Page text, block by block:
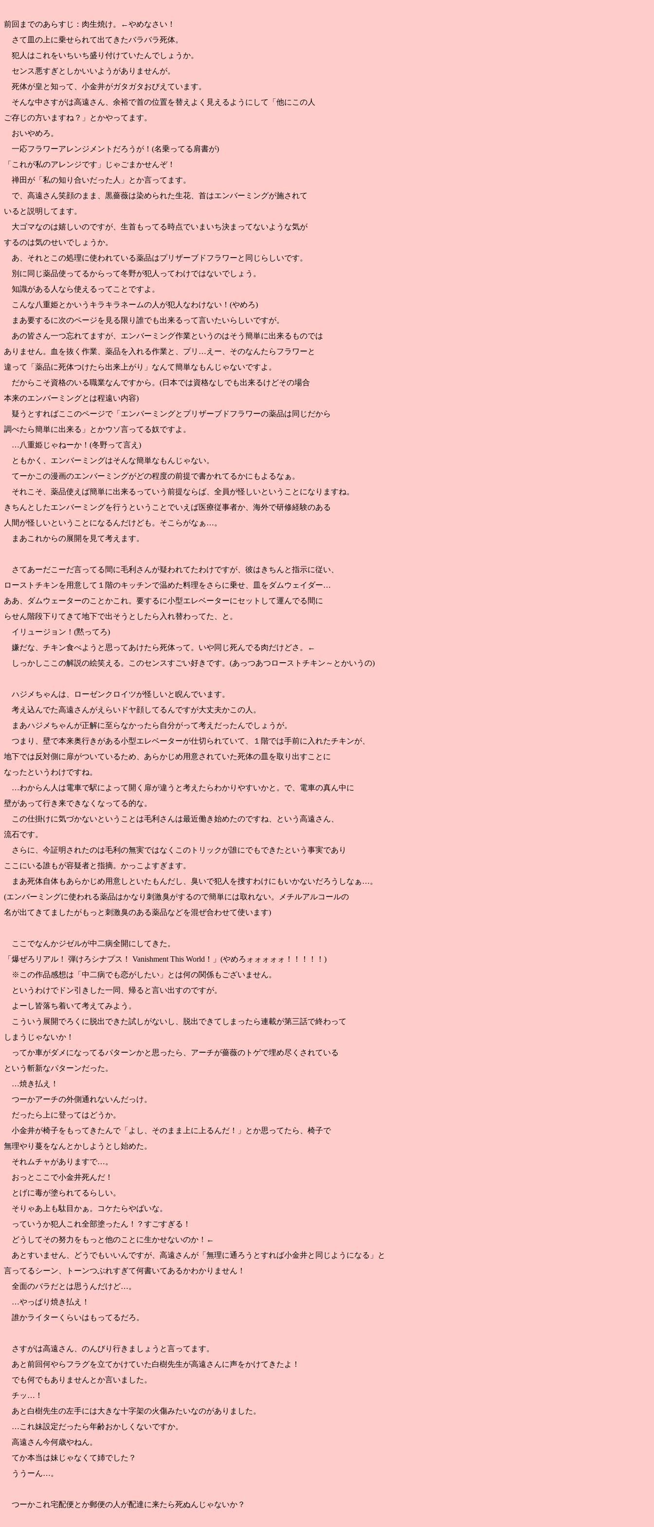
前回までのあらすじ：肉生焼け。←やめなさい！
さて皿の上に乗せられて出てきたバラバラ死体。
犯人はこれをいちいち盛り付けていたんでしょうか。
センス悪すぎとしかいいようがありませんが。
死体が皇と知って、小金井がガタガタおびえています。
そんな中さすがは高遠さん、余裕で首の位置を替えよく見えるようにして「他にこの人
ご存じの方いますね？」とかやってます。
おいやめろ。
一応フラワーアレンジメントだろうが！(名乗ってる肩書が)
「これが私のアレンジです」じゃごまかせんぞ！
禅田が「私の知り合いだった人」とか言ってます。
で、高遠さん笑顔のまま、黒薔薇は染められた生花、首はエンバーミングが施されて
いると説明してます。
大ゴマなのは嬉しいのですが、生首もってる時点でいまいち決まってないような気が
するのは気のせいでしょうか。
あ、それとこの処理に使われている薬品はプリザーブドフラワーと同じらしいです。
別に同じ薬品使ってるからって冬野が犯人ってわけではないでしょう。
知識がある人なら使えるってことですよ。
こんな八重姫とかいうキラキラネームの人が犯人なわけない！(やめろ)
まあ要するに次のページを見る限り誰でも出来るって言いたいらしいですが。
あの皆さん一つ忘れてますが、エンバーミング作業というのはそう簡単に出来るものでは
ありません。血を抜く作業、薬品を入れる作業と、プリ…えー、そのなんたらフラワーと
違って「薬品に死体つけたら出来上がり」なんて簡単なもんじゃないですよ。
だからこそ資格のいる職業なんですから。(日本では資格なしでも出来るけどその場合
本来のエンバーミングとは程遠い内容)
疑うとすればここのページで「エンバーミングとプリザーブドフラワーの薬品は同じだから
調べたら簡単に出来る」とかウソ言ってる奴ですよ。
…八重姫じゃねーか！(冬野って言え)
ともかく、エンバーミングはそんな簡単なもんじゃない。
てーかこの漫画のエンバーミングがどの程度の前提で書かれてるかにもよるなぁ。
それこそ、薬品使えば簡単に出来るっていう前提ならば、全員が怪しいということになりますね。
きちんとしたエンバーミングを行うということでいえば医療従事者か、海外で研修経験のある
人間が怪しいということになるんだけども。そこらがなぁ…。
まあこれからの展開を見て考えます。
さてあーだこーだ言ってる間に毛利さんが疑われてたわけですが、彼はきちんと指示に従い、
ローストチキンを用意して１階のキッチンで温めた料理をさらに乗せ、皿をダムウェイダー…
ああ、ダムウェーターのことかこれ。要するに小型エレベーターにセットして運んでる間に
らせん階段下りてきて地下で出そうとしたら入れ替わってた、と。
イリュージョン！(黙ってろ)
嫌だな、チキン食べようと思ってあけたら死体って。いや同じ死んでる肉だけどさ。←
しっかしここの解説の絵笑える。このセンスすごい好きです。(あっつあつローストチキン～とかいうの)
ハジメちゃんは、ローゼンクロイツが怪しいと睨んでいます。
考え込んでた高遠さんがえらいドヤ顔してるんですが大丈夫かこの人。
まあハジメちゃんが正解に至らなかったら自分がって考えだったんでしょうが。
つまり、壁で本来奥行きがある小型エレベーターが仕切られていて、１階では手前に入れたチキンが、
地下では反対側に扉がついているため、あらかじめ用意されていた死体の皿を取り出すことに
なったというわけですね。
…わからん人は電車で駅によって開く扉が違うと考えたらわかりやすいかと。で、電車の真ん中に
壁があって行き来できなくなってる的な。
この仕掛けに気づかないということは毛利さんは最近働き始めたのですね、という高遠さん、
流石です。
さらに、今証明されたのは毛利の無実ではなくこのトリックが誰にでもできたという事実であり
ここにいる誰もが容疑者と指摘。かっこよすぎます。
まあ死体自体もあらかじめ用意しといたもんだし、臭いで犯人を捜すわけにもいかないだろうしなぁ…。
(エンバーミングに使われる薬品はかなり刺激臭がするので簡単には取れない。メチルアルコールの
名が出てきてましたがもっと刺激臭のある薬品などを混ぜ合わせて使います)
ここでなんかジゼルが中二病全開にしてきた。
「爆ぜろリアル！ 弾けろシナプス！ Vanishment This World！」(やめろォォォォォ！！！！！)
※この作品感想は「中二病でも恋がしたい」とは何の関係もございません。
というわけでドン引きした一同、帰ると言い出すのですが。
よーし皆落ち着いて考えてみよう。
こういう展開でろくに脱出できた試しがないし、脱出できてしまったら連載が第三話で終わって
しまうじゃないか！
ってか車がダメになってるパターンかと思ったら、アーチが薔薇のトゲで埋め尽くされている
という斬新なパターンだった。
…焼き払え！
つーかアーチの外側通れないんだっけ。
だったら上に登ってはどうか。
小金井が椅子をもってきたんで「よし、そのまま上に上るんだ！」とか思ってたら、椅子で
無理やり蔓をなんとかしようとし始めた。
それムチャがありますで…。
おっとここで小金井死んだ！
とげに毒が塗られてるらしい。
そりゃあ上も駄目かぁ。コケたらやばいな。
っていうか犯人これ全部塗ったん！？すごすぎる！
どうしてその努力をもっと他のことに生かせないのか！←
あとすいません、どうでもいいんですが、高遠さんが「無理に通ろうとすれば小金井と同じようになる」と
言ってるシーン、トーンつぶれすぎて何書いてあるかわかりません！
全面のバラだとは思うんだけど…。
…やっぱり焼き払え！
誰かライターくらいはもってるだろ。
さすがは高遠さん、のんびり行きましょうと言ってます。
あと前回何やらフラグを立てかけていた白樹先生が高遠さんに声をかけてきたよ！
でも何でもありませんとか言いました。
チッ…！
あと白樹先生の左手には大きな十字架の火傷みたいなのがありました。
…これ妹設定だったら年齢おかしくないですか。
高遠さん今何歳やねん。
てか本当は妹じゃなくて姉でした？
ううーん…。
つーかこれ宅配便とか郵便の人が配達に来たら死ぬんじゃないか？